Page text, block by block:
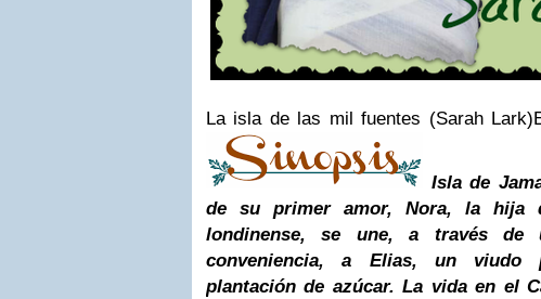
La isla de las mil fuentes (Sarah
Isla de
de su primer amor, Nora, la hija
londinense, se une, a través de
conveniencia, a Elias, un viudo
plantación de azúcar. La vida en el